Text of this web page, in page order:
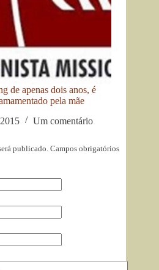
de apenas dois anos, é
pela mãe
Um comentário
publicado. Campos obrigatórios